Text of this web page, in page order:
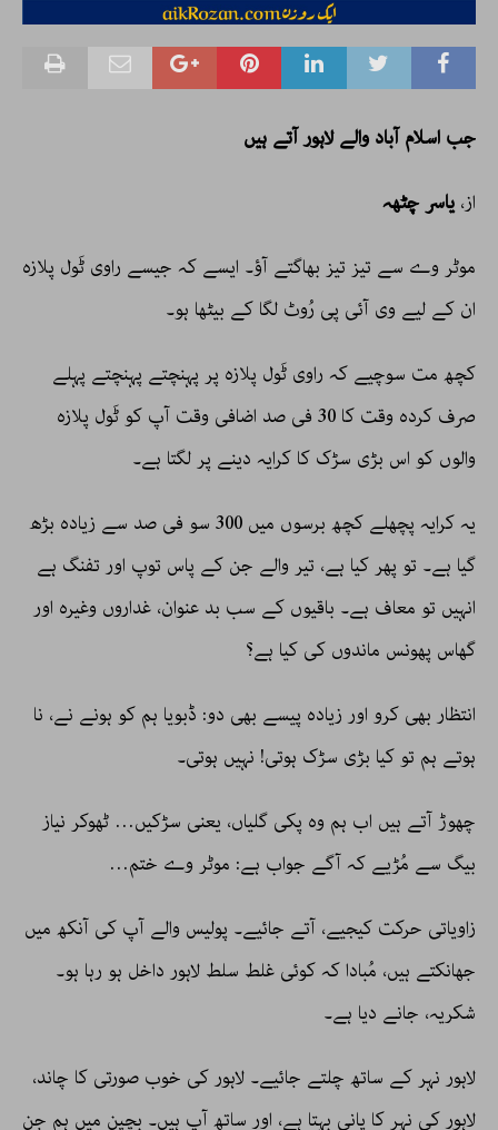
جب اسلام آباد والے لاہور آتے ہیں
از،یاسر چٹھہ
موٹر وے سے تیز تیز بھاگتے آؤ۔ ایسے کہ جیسے راوی ٹَول پلازہ
ان کے لیے وی آئی پی رُوٹ لگا کے بیٹھا ہو۔
کچھ مت سوچیے کہ راوی ٹَول پلازہ پر پہنچتے پہنچتے پہلے
صرف کردہ وقت کا 30 فی صد اضافی وقت آپ کو ٹَول پلازہ
والوں کو اس بڑی سڑک کا کرایہ دینے پر لگتا ہے۔
یہ کرایہ پچھلے کچھ برسوں میں 300 سو فی صد سے زیادہ بڑھ
گیا ہے۔ تو پھر کیا ہے، تیر والے جن کے پاس توپ اور تفنگ ہے
انہیں تو معاف ہے۔ باقیوں کے سب بد عنوان، غداروں وغیرہ اور
گھاس پھونس ماندوں کی کیا ہے؟
انتظار بھی کرو اور زیادہ پیسے بھی دو: ڈبویا ہم کو ہونے نے، نا
ہوتے ہم تو کیا بڑی سڑک ہوتی! نہیں ہوتی۔
چھوڑ آتے ہیں اب ہم وہ پکی گلیاں، یعنی سڑکیں… ٹھوکر نیاز
بیگ سے مُڑیے کہ آگے جواب ہے: موٹر وے ختم…
زاویاتی حرکت کیجیے، آتے جائیے۔ پولیس والے آپ کی آنکھ میں
جھانکتے ہیں، مُبادا کہ کوئی غلط سلط لاہور داخل ہو رہا ہو۔
شکریہ، جانے دیا ہے۔
لاہور نہر کے ساتھ چلتے جائیے۔ لاہور کی خوب صورتی کا چاند،
لاہور کی نہر کا پانی بہتا ہے، اور ساتھ آپ ہیں۔ بچپن میں ہم جن